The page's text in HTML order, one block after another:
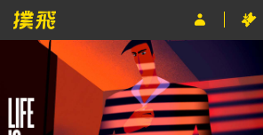
主辦單位